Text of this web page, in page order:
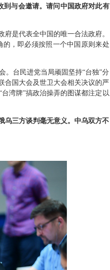
到与会邀请。请问中国政府对此有
是代表全中国的唯一合法政府。
，即必须按照一个中国原则来处
。台民进党当局顽固坚持“台独”分
合国大会及世卫大会相关决议的严
湾牌”搞政治操弄的图谋都注定以
乌三方谈判毫无意义。中乌双方不